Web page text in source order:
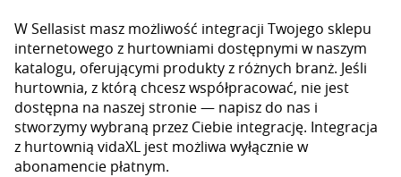
W Sellasist masz możliwość integracji Twojego sklepu
internetowego z hurtowniami dostępnymi w naszym
katalogu, oferującymi produkty z różnych branż. Jeśli
hurtownia, z którą chcesz współpracować, nie jest
dostępna na naszej stronie — napisz do nas i
stworzymy wybraną przez Ciebie integrację. Integracja
z hurtownią vidaXL jest możliwa wyłącznie w
abonamencie płatnym.